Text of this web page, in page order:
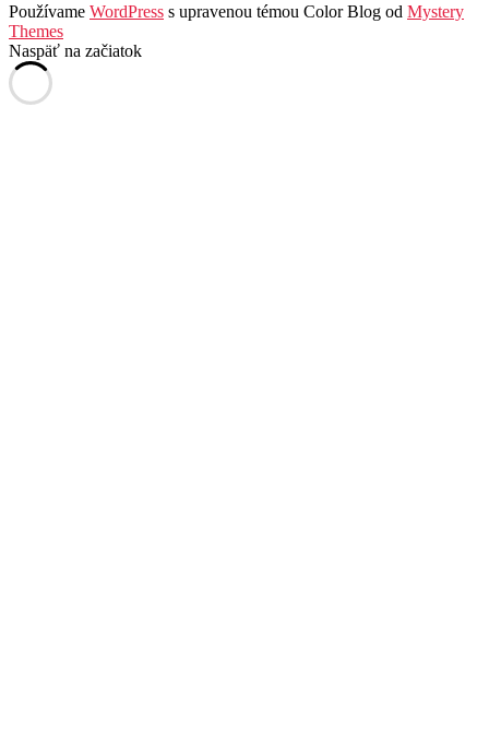
Používame WordPress s upravenou témou Color Blog od Mystery
Themes
Naspäť na začiatok